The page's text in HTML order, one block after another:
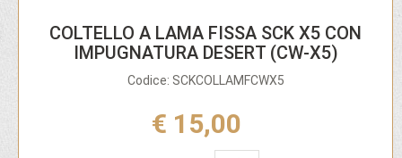
COLTELLO A LAMA FISSA SCK X5 CON
IMPUGNATURA DESERT (CW-X5)
Codice: SCKCOLLAMFCWX5
€ 15,00